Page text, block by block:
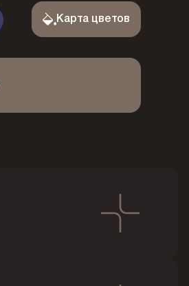
Карта цветов